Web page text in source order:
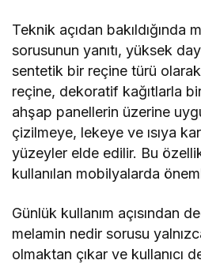
Teknik açıdan bakıldığında
sorusunun yanıtı, yüksek
sentetik bir reçine türü
reçine, dekoratif kağıtlarla
ahşap panellerin üzerine
çizilmeye, lekeye ve ısıya
yüzeyler elde edilir. Bu
kullanılan mobilyalarda
Günlük kullanım açısından
melamin nedir sorusu
olmaktan çıkar ve kullanıcı